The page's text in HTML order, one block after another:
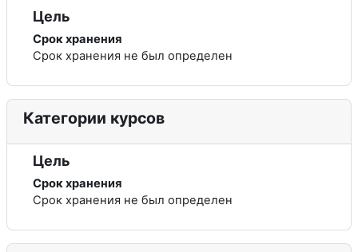
Цель
Срок хранения
Срок хранения не был определен
Категории курсов
Цель
Срок хранения
Срок хранения не был определен